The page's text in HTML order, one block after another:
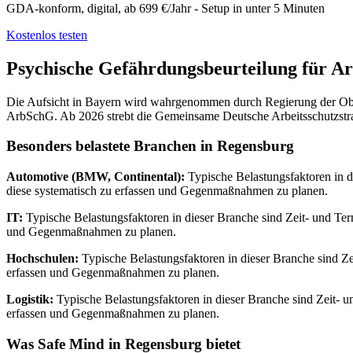
GDA-konform, digital, ab 699 €/Jahr - Setup in unter 5 Minuten
Kostenlos testen
Psychische Gefährdungsbeurteilung für
Die Aufsicht in Bayern wird wahrgenommen durch Regierung der
ArbSchG. Ab 2026 strebt die Gemeinsame Deutsche
Besonders belastete Branchen in Regensburg
Automotive (BMW, Continental): Typische Belastungsfaktoren in
diese systematisch zu erfassen und Gegenmaßnahmen zu planen.
IT: Typische Belastungsfaktoren in dieser Branche sind Zeit- und
und Gegenmaßnahmen zu planen.
Hochschulen: Typische Belastungsfaktoren in dieser Branche sind
erfassen und Gegenmaßnahmen zu planen.
Logistik: Typische Belastungsfaktoren in dieser Branche sind Zeit-
erfassen und Gegenmaßnahmen zu planen.
Was Safe Mind in Regensburg bietet